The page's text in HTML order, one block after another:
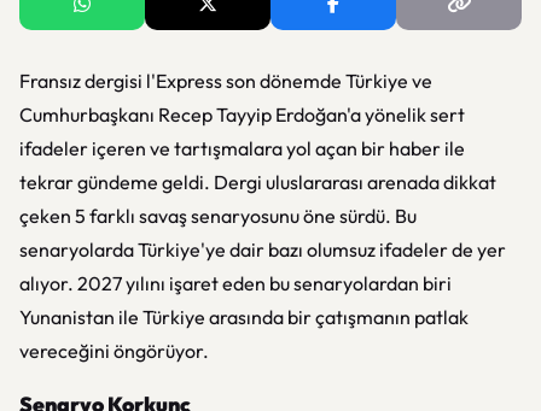
Fransız dergisi l'Express son dönemde Türkiye ve
Cumhurbaşkanı Recep Tayyip Erdoğan'a yönelik sert
ifadeler içeren ve tartışmalara yol açan bir haber ile
tekrar gündeme geldi. Dergi uluslararası arenada dikkat
çeken 5 farklı savaş senaryosunu öne sürdü. Bu
senaryolarda Türkiye'ye dair bazı olumsuz ifadeler de yer
alıyor. 2027 yılını işaret eden bu senaryolardan biri
Yunanistan ile Türkiye arasında bir çatışmanın patlak
vereceğini öngörüyor.
Senaryo Korkunç